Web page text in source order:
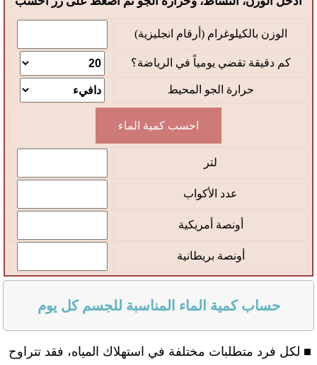
قاموس طبي
شروط الاستخدام
الوزن بالكيلوغرام (أرقام انجليزية)
كم دقيقة تقضي يومياً في الرياضة؟
حرارة الجو المحيط
لتر
عدد الأكواب
أونصة أمريكية
أونصة بريطانية
حساب كمية الماء المناسبة للجسم كل يوم
■ لكل فرد متطلبات مختلفة في استهلاك المياه، فقد تتراوح